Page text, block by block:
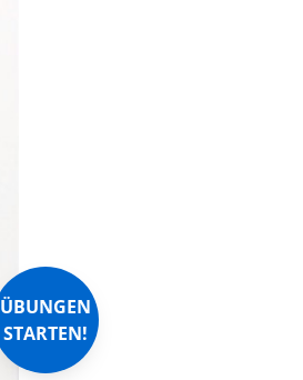
ÜBUNGEN
STARTEN!